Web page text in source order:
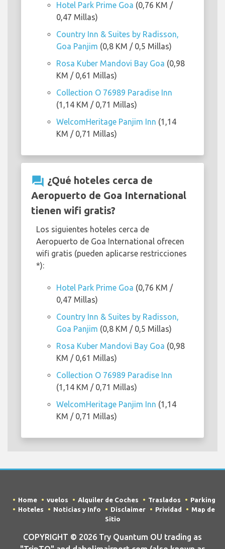
Hotel Park Prime Goa (0,76 KM /
0,47 Millas)
Country Inn & Suites by Radisson,
Goa Panjim (0,8 KM / 0,5 Millas)
Rosa Kuber Mandovi Bay Goa (0,98
KM / 0,61 Millas)
Collection O 76989 Paradise Inn
(1,14 KM / 0,71 Millas)
WelcomHeritage Panjim Inn (1,14
KM / 0,71 Millas)
question_answer ¿Qué hoteles cerca de
Aeropuerto de Goa International
tienen wifi gratis?
Los siguientes hoteles cerca de
Aeropuerto de Goa International ofrecen
wifi gratis (pueden aplicarse restricciones
*):
Hotel Park Prime Goa (0,76 KM /
0,47 Millas)
Country Inn & Suites by Radisson,
Goa Panjim (0,8 KM / 0,5 Millas)
Rosa Kuber Mandovi Bay Goa (0,98
KM / 0,61 Millas)
Collection O 76989 Paradise Inn
(1,14 KM / 0,71 Millas)
WelcomHeritage Panjim Inn (1,14
KM / 0,71 Millas)
Home vuelos Alquiler de Coches Traslados
Parking
Hoteles
Noticias y Info Disclaimer Prividad
Map de
Sitio
COPYRIGHT © 2026 Try Quantum OU trading as